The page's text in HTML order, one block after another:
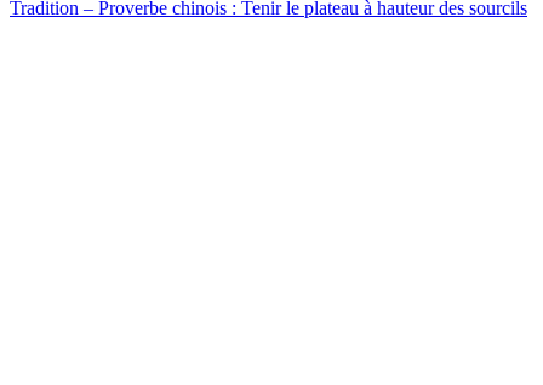
Tradition – Proverbe chinois : Tenir le plateau à hauteur des sourcils